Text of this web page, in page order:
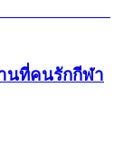
นที่คนรักกีฬา